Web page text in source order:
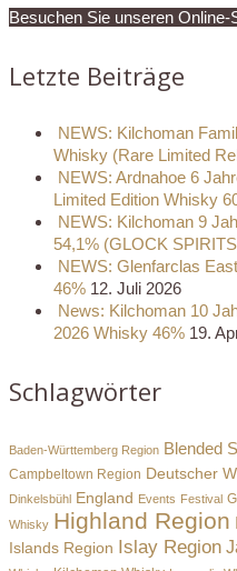
Besuchen Sie unseren Online-
Letzte Beiträge
NEWS: Kilchoman
Whisky (Rare Limited
NEWS: Ardnahoe 6
Limited Edition Whisky
NEWS: Kilchoman 9
54,1% (GLOCK
NEWS: Glenfarclas
46% 12. Juli 2026
News: Kilchoman 10
2026 Whisky 46% 19.
Schlagwörter
Baden-Württemberg Region Blended
Campbeltown Region Deutscher
Dinkelsbühl England Events Festival
Whisky Highland Region
Islands Region Islay Region